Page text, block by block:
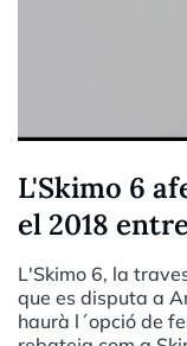
L'Skimo 6
el 2018
L'Skimo 6, la
que es disputa a
haurà l´opció de